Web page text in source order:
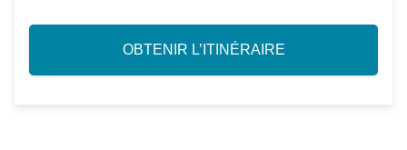
OBTENIR L’ITINÉRAIRE